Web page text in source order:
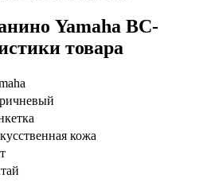
Yamaha BC-
товара
кожа